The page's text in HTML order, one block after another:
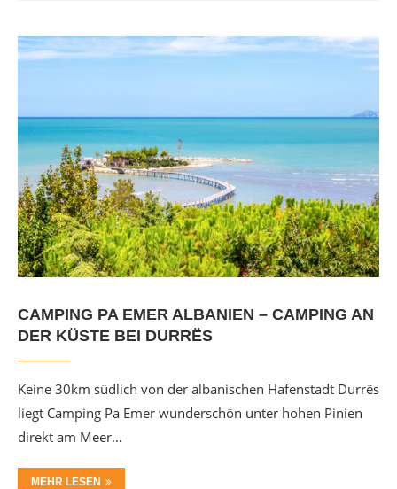
CAMPING PA EMER ALBANIEN – CAMPING AN
DER KÜSTE BEI DURRËS
Keine 30km südlich von der albanischen Hafenstadt Durrës
liegt Camping Pa Emer wunderschön unter hohen Pinien
direkt am Meer…
MEHR LESEN